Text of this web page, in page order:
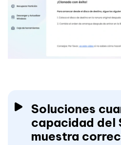
Soluciones
capacidad del
muestra